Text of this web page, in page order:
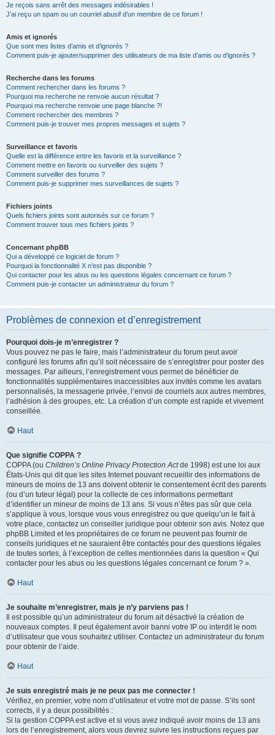
Je reçois sans arrêt des messages indésirables !
J’ai reçu un spam ou un courriel abusif d’un membre de ce forum !
Amis et ignorés
Que sont mes listes d’amis et d’ignorés ?
Comment puis-je ajouter/supprimer des utilisateurs de ma liste d’amis ou d’ignorés ?
Recherche dans les forums
Comment rechercher dans les forums ?
Pourquoi ma recherche ne renvoie aucun résultat ?
Pourquoi ma recherche renvoie une page blanche ?!
Comment rechercher des membres ?
Comment puis-je trouver mes propres messages et sujets ?
Surveillance et favoris
Quelle est la différence entre les favoris et la surveillance ?
Comment mettre en favoris ou surveiller des sujets ?
Comment surveiller des forums ?
Comment puis-je supprimer mes surveillances de sujets ?
Fichiers joints
Quels fichiers joints sont autorisés sur ce forum ?
Comment trouver tous mes fichiers joints ?
Concernant phpBB
Qui a développé ce logiciel de forum ?
Pourquoi la fonctionnalité X n’est pas disponible ?
Qui contacter pour les abus ou les questions légales concernant ce forum ?
Comment puis-je contacter un administrateur du forum ?
Problèmes de connexion et d’enregistrement
Pourquoi dois-je m’enregistrer ?
Vous pouvez ne pas le faire, mais l’administrateur du forum peut avoir
configuré les forums afin qu’il soit nécessaire de s’enregistrer pour poster des
messages. Par ailleurs, l’enregistrement vous permet de bénéficier de
fonctionnalités supplémentaires inaccessibles aux invités comme les avatars
personnalisés, la messagerie privée, l’envoi de courriels aux autres membres,
l’adhésion à des groupes, etc. La création d’un compte est rapide et vivement
conseillée.
Haut
Que signifie COPPA ?
COPPA (ou Children’s Online Privacy Protection Actde 1998) est une loi aux
États-Unis qui dit que les sites Internet pouvant recueillir des informations de
mineurs de moins de 13 ans doivent obtenir le consentement écrit des parents
(ou d’un tuteur légal) pour la collecte de ces informations permettant
d’identifier un mineur de moins de 13 ans. Si vous n’êtes pas sûr que cela
s’applique à vous, lorsque vous vous enregistrez ou que quelqu’un le fait à
votre place, contactez un conseiller juridique pour obtenir son avis. Notez que
phpBB Limited et les propriétaires de ce forum ne peuvent pas fournir de
conseils juridiques et ne sauraient être contactés pour des questions légales
de toutes sortes, à l’exception de celles mentionnées dans la question « Qui
contacter pour les abus ou les questions légales concernant ce forum ? ».
Haut
Je souhaite m’enregistrer, mais je n’y parviens pas !
Il est possible qu’un administrateur du forum ait désactivé la création de
nouveaux comptes. Il peut également avoir banni votre IP ou interdit le nom
d’utilisateur que vous souhaitez utiliser. Contactez un administrateur du forum
pour obtenir de l’aide.
Haut
Je suis enregistré mais je ne peux pas me connecter !
Vérifiez, en premier, votre nom d’utilisateur et votre mot de passe. S’ils sont
corrects, il y a deux possibilités :
Si la gestion COPPA est active et si vous avez indiqué avoir moins de 13 ans
lors de l’enregistrement, alors vous devrez suivre les instructions reçues par